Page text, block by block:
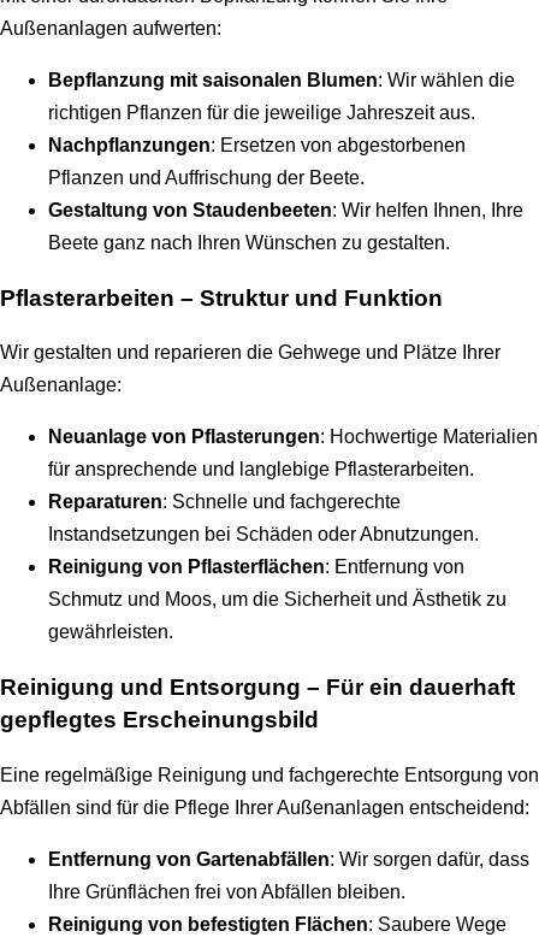
Außenanlagen aufwerten:
Bepflanzung mit saisonalen Blumen: Wir wählen die
richtigen Pflanzen für die jeweilige Jahreszeit aus.
Nachpflanzungen: Ersetzen von abgestorbenen
Pflanzen und Auffrischung der Beete.
Gestaltung von Staudenbeeten: Wir helfen Ihnen, Ihre
Beete ganz nach Ihren Wünschen zu gestalten.
Pflasterarbeiten – Struktur und Funktion
Wir gestalten und reparieren die Gehwege und Plätze Ihrer
Außenanlage:
Neuanlage von Pflasterungen: Hochwertige Materialien
für ansprechende und langlebige Pflasterarbeiten.
Reparaturen: Schnelle und fachgerechte
Instandsetzungen bei Schäden oder Abnutzungen.
Reinigung von Pflasterflächen: Entfernung von
Schmutz und Moos, um die Sicherheit und Ästhetik zu
gewährleisten.
Reinigung und Entsorgung – Für ein dauerhaft
gepflegtes Erscheinungsbild
Eine regelmäßige Reinigung und fachgerechte Entsorgung von
Abfällen sind für die Pflege Ihrer Außenanlagen entscheidend:
Entfernung von Gartenabfällen: Wir sorgen dafür, dass
Ihre Grünflächen frei von Abfällen bleiben.
Reinigung von befestigten Flächen: Saubere Wege